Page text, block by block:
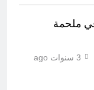
في ملحمة
3 سنوات ago